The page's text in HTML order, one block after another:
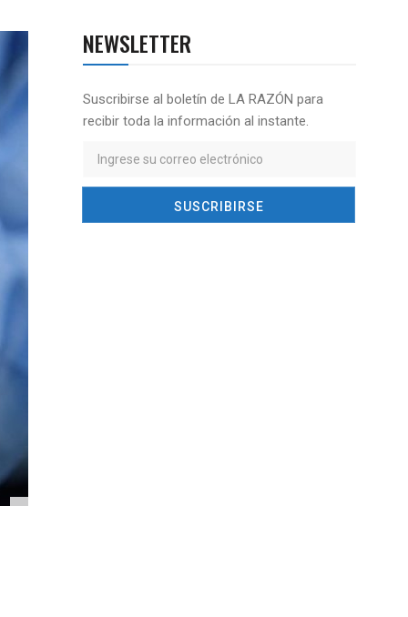
NEWSLETTER
Suscribirse al boletín de LA RAZÓN para
recibir toda la información al instante.